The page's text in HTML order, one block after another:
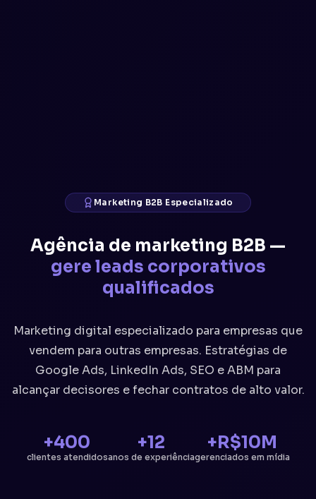
Marketing B2B Especializado
Agência de marketing B2B —
gere leads corporativos
qualificados
Marketing digital especializado para empresas que
vendem para outras empresas. Estratégias de
Google Ads, LinkedIn Ads, SEO e ABM para
alcançar decisores e fechar contratos de alto valor.
+400
clientes atendidos
+12
anos de experiência
+R$10M
gerenciados em mídia